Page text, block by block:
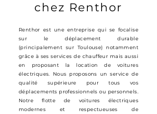
chez Renthor
Renthor est une entreprise qui se focalise
sur le déplacement durable
(principalement sur Toulouse) notamment
grâce à ses services de chauffeur mais aussi
en proposant la location de voitures
électriques. Nous proposons un service de
qualité supérieure pour tous vos
déplacements professionnels ou personnels.
Notre flotte de voitures électriques
modernes et respectueuses de